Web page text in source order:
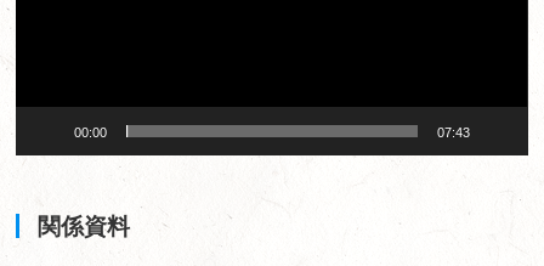
00:00 07:43
関係資料